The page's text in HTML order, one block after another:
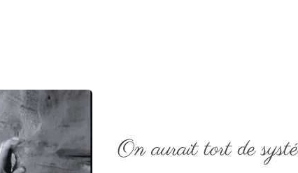
On aurait tort de